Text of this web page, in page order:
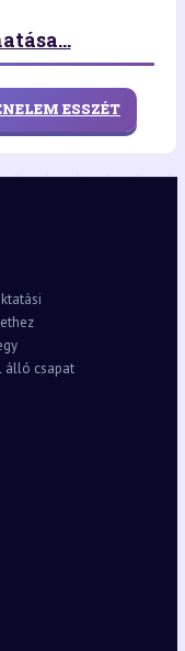
ESSZÉT
álló csapat